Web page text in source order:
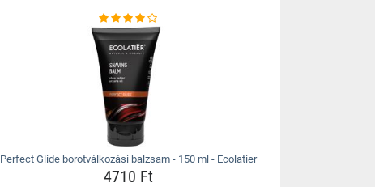
Perfect Glide borotválkozási balzsam - 150 ml - Ecolatier
4710 Ft